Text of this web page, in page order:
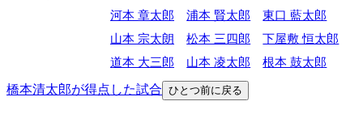
河本 章太郎
浦本 賢太郎
東口 藍太郎
山本 宗太朗
松本 三四郎
下屋敷 恒太郎
道本 大三郎
山本 凌太郎
根本 鼓太郎
橋本清太郎が得点した試合 ひとつ前に戻る